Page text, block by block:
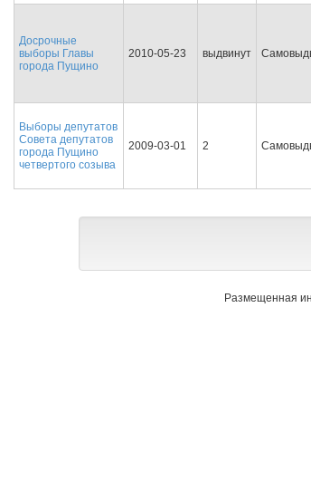
Досрочные
выборы Главы
города Пущино
2010-05-23 выдвинут
Выборы депутатов
Совета депутатов
города Пущино
четвертого созыва
2009-03-01 2
Размещенная